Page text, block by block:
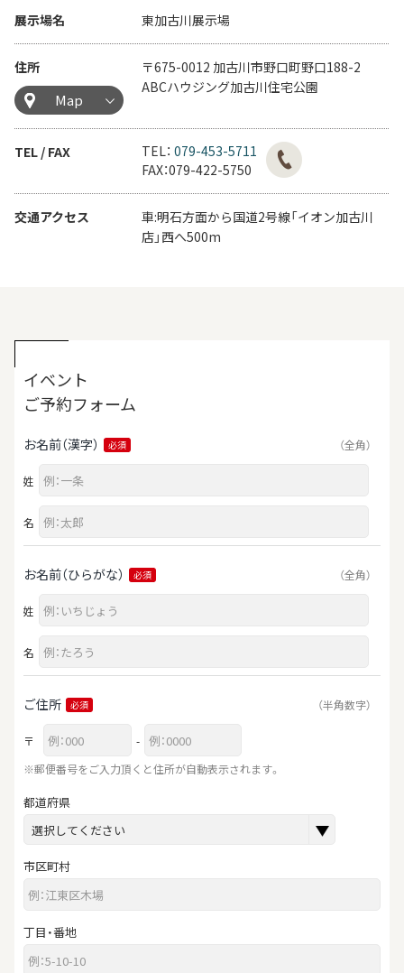
展示場名 東加古川展示場
住所
Map
〒675-0012 加古川市野口町野口188-2
ABCハウジング加古川住宅公園
TEL / FAX TEL： 079-453-5711
FAX：079-422-5750
交通アクセス
車:明石方面から国道2号線「イオン加古川
店」西へ500m
イベント
ご予約フォーム
お名前（漢字） 必須 （全角）
姓
名
お名前（ひらがな） 必須 （全角）
姓
名
ご住所 必須 （半角数字）
〒
-
※郵便番号をご入力頂くと住所が自動表示されます。
都道府県
市区町村
丁目・番地